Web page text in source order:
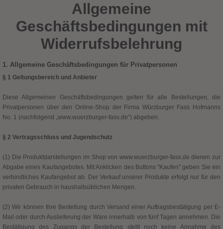
Allgemeine
Geschäftsbedingungen mit
Widerrufsbelehrung
1. Allgemeine Geschäftsbedingungen für Privatpersonen
§ 1 Geltungsbereich und Anbieter
Diese Allgemeinen Geschäftsbedingungen gelten für alle Bestellungen, die
Privatpersonen über den Online-Shop der Firma Würzburger Fass Hofmanns
No. 1 (nachfolgend „www.wuerzburger-fass.de“) abgeben.
§ 2 Vertragsschluss und Jugendschutz
(1) Die Produktdarstellungen im Shop von www.wuerzburger-fass.de dienen zur
Abgabe eines Kaufangebotes. Mit Anklicken des Buttons "Kaufen" geben Sie ein
verbindliches Kaufangebot ab. Der Verkauf unserer Produkte erfolgt nur für den
privaten Gebrauch in haushaltsüblichen Mengen.
(2) Wir können Ihre Bestellung durch Versand einer Auftragsbestätigung per E-
Mail oder durch Auslieferung der Ware innerhalb von fünf Tagen annehmen. Die
Bestätigung des Zugangs der Bestellung stellt noch keine Annahme des